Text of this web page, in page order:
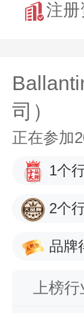
注册
司）
正在参加
1个
2个
品牌
上榜行